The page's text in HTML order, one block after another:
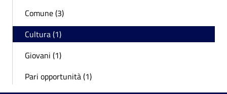
Comune (3)
Cultura (1)
Giovani (1)
Pari opportunità (1)